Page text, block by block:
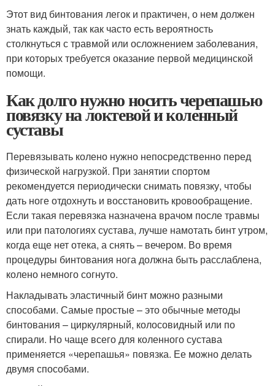
Этот вид бинтования легок и практичен, о нем должен
знать каждый, так как часто есть вероятность
столкнуться с травмой или осложнением заболевания,
при которых требуется оказание первой медицинской
помощи.
Как долго нужно носить черепашью
повязку на локтевой и коленный
суставы
Перевязывать колено нужно непосредственно перед
физической нагрузкой. При занятии спортом
рекомендуется периодически снимать повязку, чтобы
дать ноге отдохнуть и восстановить кровообращение.
Если такая перевязка назначена врачом после травмы
или при патологиях сустава, лучше намотать бинт утром,
когда еще нет отека, а снять – вечером. Во время
процедуры бинтования нога должна быть расслаблена,
колено немного согнуто.
Накладывать эластичный бинт можно разными
способами. Самые простые – это обычные методы
бинтования – циркулярный, колосовидный или по
спирали. Но чаще всего для коленного сустава
применяется «черепашья» повязка. Ее можно делать
двумя способами.